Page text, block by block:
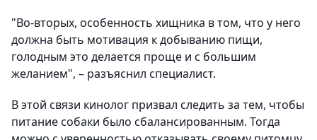
"Во-вторых, особенность хищника в том, что у него
должна быть мотивация к добыванию пищи,
голодным это делается проще и с большим
желанием", – разъяснил специалист.
В этой связи кинолог призвал следить за тем, чтобы
питание собаки было сбалансированным. Тогда